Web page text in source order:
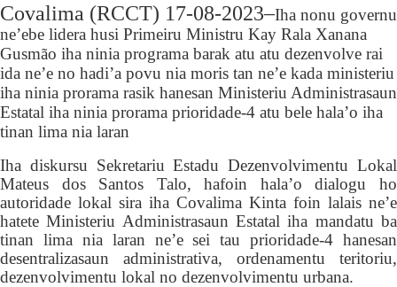
Covalima (RCCT) 17-08-2023–Iha nonu governu
ne’ebe lidera husi Primeiru Ministru Kay Rala Xanana
Gusmão iha ninia programa barak atu atu dezenvolve rai
ida ne’e no hadi’a povu nia moris tan ne’e kada ministeriu
iha ninia prorama rasik hanesan Ministeriu Administrasaun
Estatal iha ninia prorama prioridade-4 atu bele hala’o iha
tinan lima nia laran
Iha diskursu Sekretariu Estadu Dezenvolvimentu Lokal
Mateus dos Santos Talo, hafoin hala’o dialogu ho
autoridade lokal sira iha Covalima Kinta foin lalais ne’e
hatete Ministeriu Administrasaun Estatal iha mandatu ba
tinan lima nia laran ne’e sei tau prioridade-4 hanesan
desentralizasaun administrativa, ordenamentu teritoriu,
dezenvolvimentu lokal no dezenvolvimentu urbana.